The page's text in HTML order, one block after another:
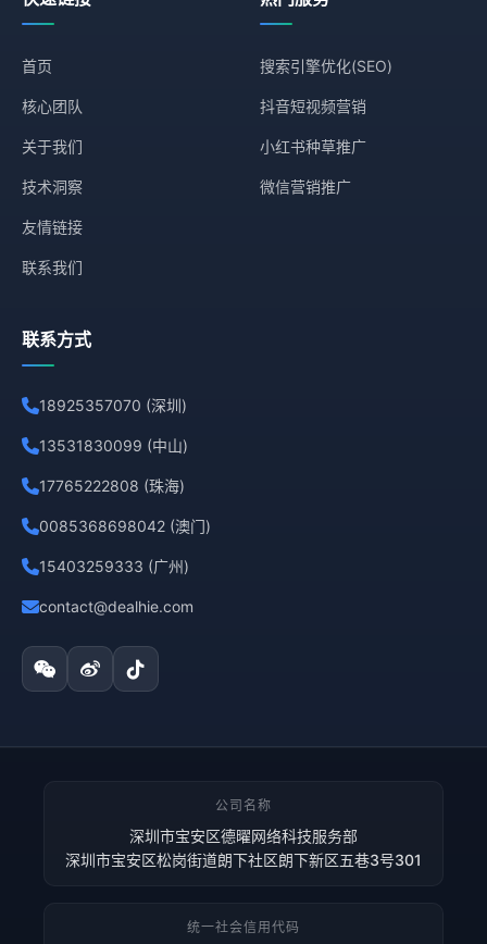
首页
核心团队
关于我们
技术洞察
友情链接
联系我们
搜索引擎优化(SEO)
抖音短视频营销
小红书种草推广
微信营销推广
联系方式
18925357070 (深圳)
13531830099 (中山)
17765222808 (珠海)
0085368698042 (澳门)
15403259333 (广州)
contact@dealhie.com
公司名称
深圳市宝安区德曜网络科技服务部
深圳市宝安区松岗街道朗下社区朗下新区五巷3号301
统一社会信用代码